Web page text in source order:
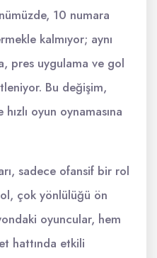
10 numara
kalmıyor; aynı
pres uygulama ve gol
Bu değişim,
oyun oynamasına
sadece ofansif bir rol
çok yönlülüğü ön
oyuncular, hem
hattında etkili